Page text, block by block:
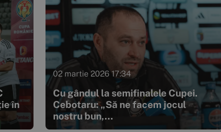
în
02 martie 2026 17:34
Cu gândul la semifinalele Cupei.
Cebotaru: „Să ne facem jocul
nostru bun,...